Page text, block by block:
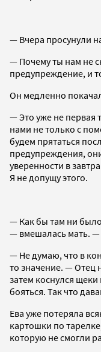
— Вчера просунули
— Почему ты нам не
предупреждение, и
Он медленно
— Это уже не первая
нами не только с
будем прятаться
предупреждения,
уверенности в
Я не допущу этого.
— Как бы там ни
— вмешалась мать.
— Не думаю, что в
то значение. — Отец
затем коснулся
бояться. Так что
Ева уже потеряла
картошки по
которую не смогли